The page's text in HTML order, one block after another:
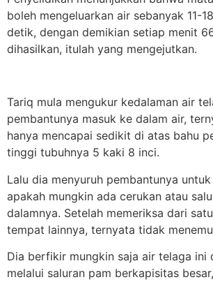
boleh mengeluarkan air sebanyak 11-
detik, dengan demikian setiap menit
dihasilkan, itulah yang mengejutkan.
Tariq mula mengukur kedalaman air
pembantunya masuk ke dalam air,
hanya mencapai sedikit di atas bahu
tinggi tubuhnya 5 kaki 8 inci.
Lalu dia menyuruh pembantunya
apakah mungkin ada cerukan atau
dalamnya. Setelah memeriksa dari
tempat lainnya, ternyata tidak
Dia berfikir mungkin saja air telaga ini
melalui saluran pam berkapisitas